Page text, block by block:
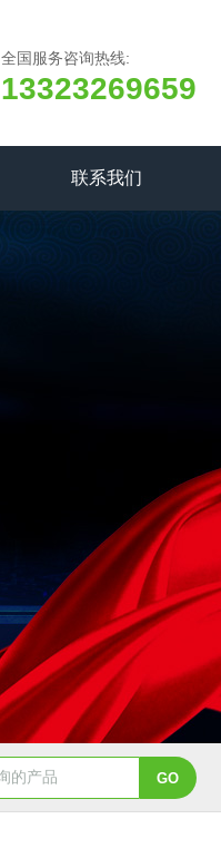
全国服务咨询热线:
13323269659
联系我们